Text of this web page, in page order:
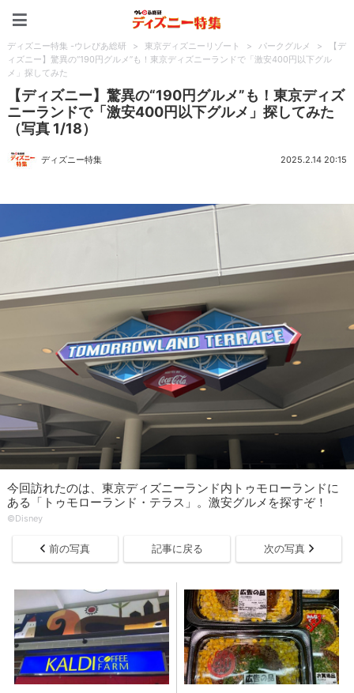
ディズニー特集 -ウレぴあ総研 > 東京ディズニーリゾート > パークグルメ >
【デ
ィズニー】驚異の“190円グルメ”も！東京ディズニーランドで「激安400円以下グル
メ」探してみた
【ディズニー】驚異の“190円グルメ”も！東京ディズ
ニーランドで「激安400円以下グルメ」探してみた
（写真 1/18）
ディズニー特集 2025.2.14 20:15
今回訪れたのは、東京ディズニーランド内トゥモローランドに
ある「トゥモローランド・テラス」。激安グルメを探すぞ！
©Disney
前の写真 記事に戻る 次の写真